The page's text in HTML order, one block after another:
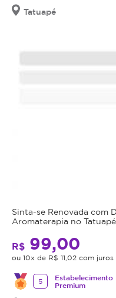
Tatuapé
Sinta-se Renovada com
Aromaterapia no Tatuapé
R$ 99,00
ou 10x de R$ 11,02 com juros
5
Estabelecimento
Premium